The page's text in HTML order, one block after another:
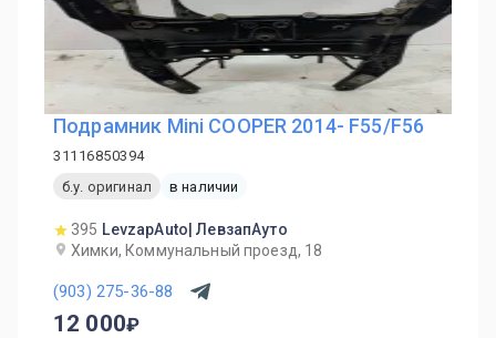
Подрамник Mini COOPER 2014- F55/F56
31116850394
б.у. оригинал
в наличии
395 LevzapAuto| ЛевзапАуто
Химки, Коммунальный проезд, 18
(903) 275-36-88
12 000